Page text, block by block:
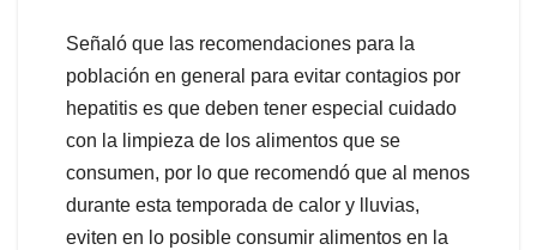
Señaló que las recomendaciones para la
población en general para evitar contagios por
hepatitis es que deben tener especial cuidado
con la limpieza de los alimentos que se
consumen, por lo que recomendó que al menos
durante esta temporada de calor y lluvias,
eviten en lo posible consumir alimentos en la